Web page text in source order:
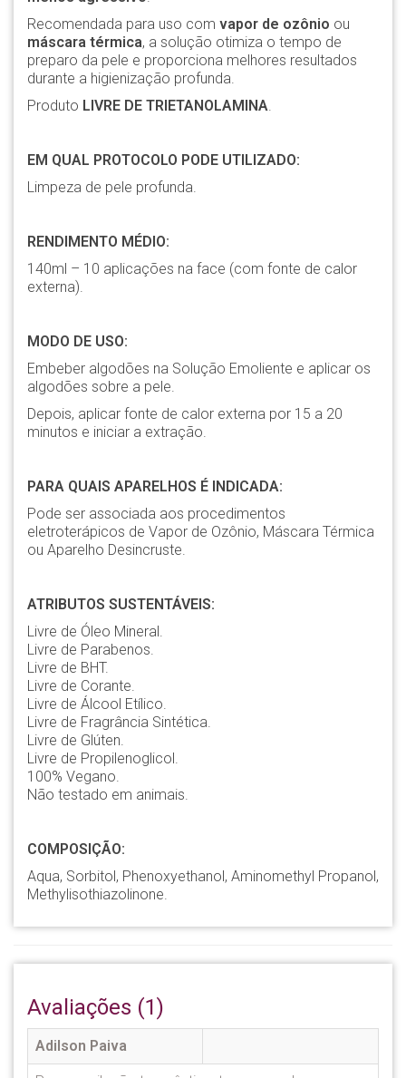
Recomendada para uso com vapor de ozônio ou
máscara térmica, a solução otimiza o tempo de
preparo da pele e proporciona melhores resultados
durante a higienização profunda.
Produto LIVRE DE TRIETANOLAMINA.
EM QUAL PROTOCOLO PODE UTILIZADO:
Limpeza de pele profunda.
RENDIMENTO MÉDIO:
140ml – 10 aplicações na face (com fonte de calor
externa).
MODO DE USO:
Embeber algodões na Solução Emoliente e aplicar os
algodões sobre a pele.
Depois, aplicar fonte de calor externa por 15 a 20
minutos e iniciar a extração.
PARA QUAIS APARELHOS É INDICADA:
Pode ser associada aos procedimentos
eletroterápicos de Vapor de Ozônio, Máscara Térmica
ou Aparelho Desincruste.
ATRIBUTOS SUSTENTÁVEIS:
Livre de Óleo Mineral.
Livre de Parabenos.
Livre de BHT.
Livre de Corante.
Livre de Álcool Etílico.
Livre de Fragrância Sintética.
Livre de Glúten.
Livre de Propilenoglicol.
100% Vegano.
Não testado em animais.
COMPOSIÇÃO:
Aqua, Sorbitol, Phenoxyethanol, Aminomethyl Propanol,
Methylisothiazolinone.
Avaliações (1)
Adilson Paiva